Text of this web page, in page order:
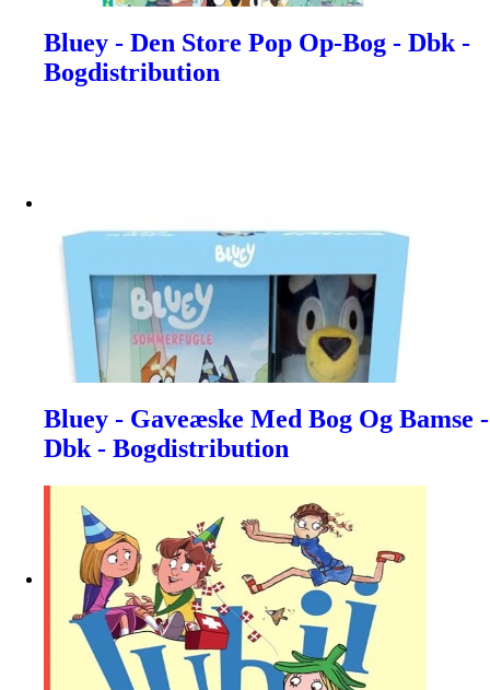
Bluey - Den Store Pop Op-Bog - Dbk -
Bogdistribution
Bluey - Gaveæske Med Bog Og Bamse -
Dbk - Bogdistribution